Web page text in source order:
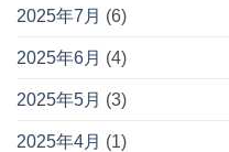
2025年7月 (6)
2025年6月 (4)
2025年5月 (3)
2025年4月 (1)